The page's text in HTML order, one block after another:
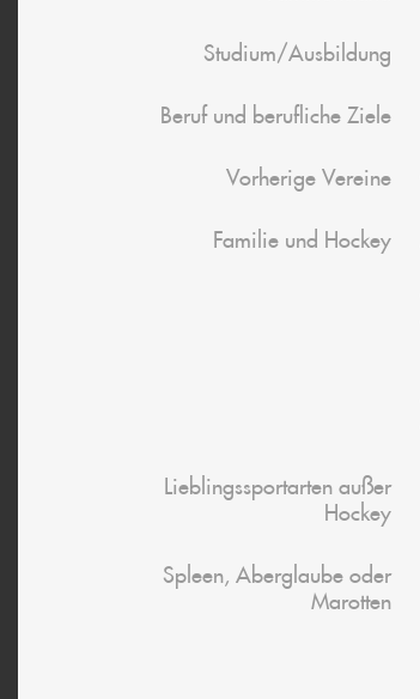
Studium/Ausbildung
Beruf und berufliche Ziele
Vorherige Vereine
Familie und Hockey
Lieblingssportarten außer
Hockey
Spleen, Aberglaube oder
Marotten